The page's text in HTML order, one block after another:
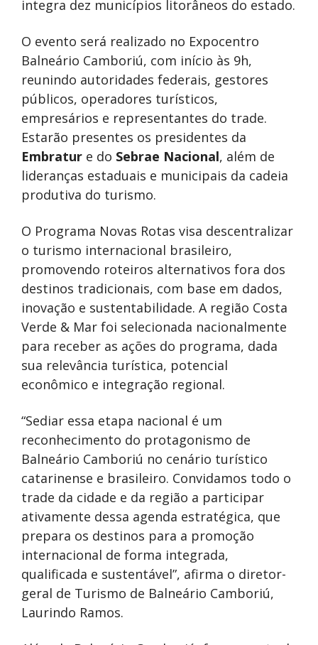
integra dez municípios litorâneos do estado.
O evento será realizado no Expocentro
Balneário Camboriú, com início às 9h,
reunindo autoridades federais, gestores
públicos, operadores turísticos,
empresários e representantes do trade.
Estarão presentes os presidentes da
Embratur e do Sebrae Nacional, além de
lideranças estaduais e municipais da cadeia
produtiva do turismo.
O Programa Novas Rotas visa descentralizar
o turismo internacional brasileiro,
promovendo roteiros alternativos fora dos
destinos tradicionais, com base em dados,
inovação e sustentabilidade. A região Costa
Verde & Mar foi selecionada nacionalmente
para receber as ações do programa, dada
sua relevância turística, potencial
econômico e integração regional.
“Sediar essa etapa nacional é um
reconhecimento do protagonismo de
Balneário Camboriú no cenário turístico
catarinense e brasileiro. Convidamos todo o
trade da cidade e da região a participar
ativamente dessa agenda estratégica, que
prepara os destinos para a promoção
internacional de forma integrada,
qualificada e sustentável”, afirma o diretor-
geral de Turismo de Balneário Camboriú,
Laurindo Ramos.